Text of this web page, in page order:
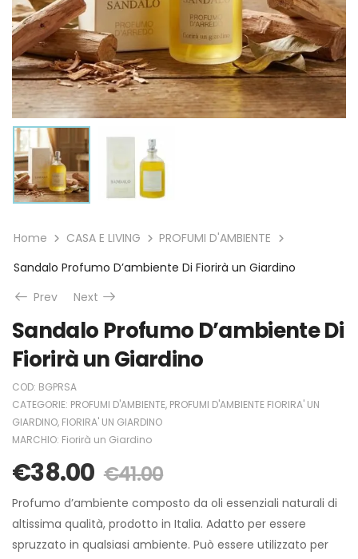
Home CASA E LIVING
PROFUMI D'AMBIENTE
Sandalo Profumo D’ambiente Di Fiorirà un Giardino
Prev
Next
Sandalo Profumo D’ambiente Di
Fiorirà un Giardino
COD: BGPRSA
CATEGORIE: PROFUMI D'AMBIENTE, PROFUMI D'AMBIENTE FIORIRA' UN
GIARDINO, FIORIRA' UN GIARDINO
MARCHIO: Fiorirà un Giardino
€38.00 €41.00
Profumo d’ambiente composto da oli essenziali naturali di
altissima qualità, prodotto in Italia. Adatto per essere
spruzzato in qualsiasi ambiente. Può essere utilizzato per